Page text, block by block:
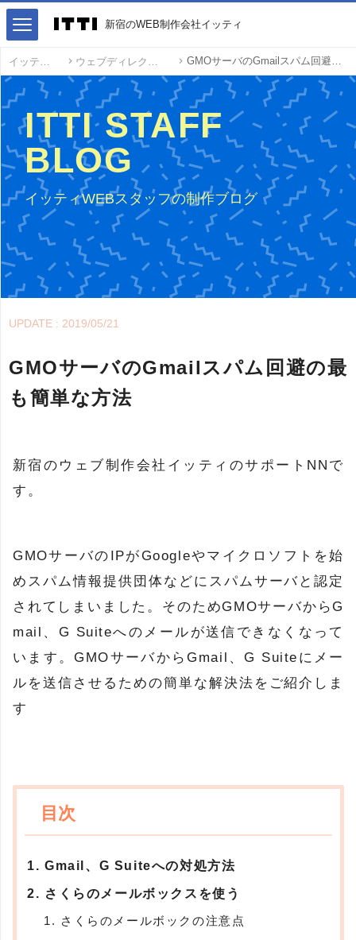
イッティ ウェブディレクション GMOサーバのGmailスパム回避の最も簡単な方法
ITTI STAFF
BLOG
イッティWEBスタッフの制作ブログ
UPDATE : 2019/05/21
GMOサーバのGmailスパム回避の最
も簡単な方法
新宿のウェブ制作会社イッティのサポートNNで
す。
GMOサーバのIPがGoogleやマイクロソフトを始
めスパム情報提供団体などにスパムサーバと認定
されてしまいました。そのためGMOサーバからG
mail、G Suiteへのメールが送信できなくなって
います。GMOサーバからGmail、G Suiteにメー
ルを送信させるための簡単な解決法をご紹介しま
す
Gmail、G Suiteへの対処方法
さくらのメールボックスを使う
さくらのメールボックの注意点
新宿のWEB制作会社イッティ